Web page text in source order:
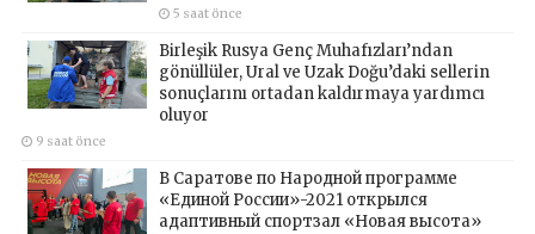
5 saat önce
Birleşik Rusya Genç Muhafızları’ndan
gönüllüler, Ural ve Uzak Doğu’daki sellerin
sonuçlarını ortadan kaldırmaya yardımcı
oluyor
9 saat önce
В Саратове по Народной программе
«Единой России»-2021 открылся
адаптивный спортзал «Новая высота»